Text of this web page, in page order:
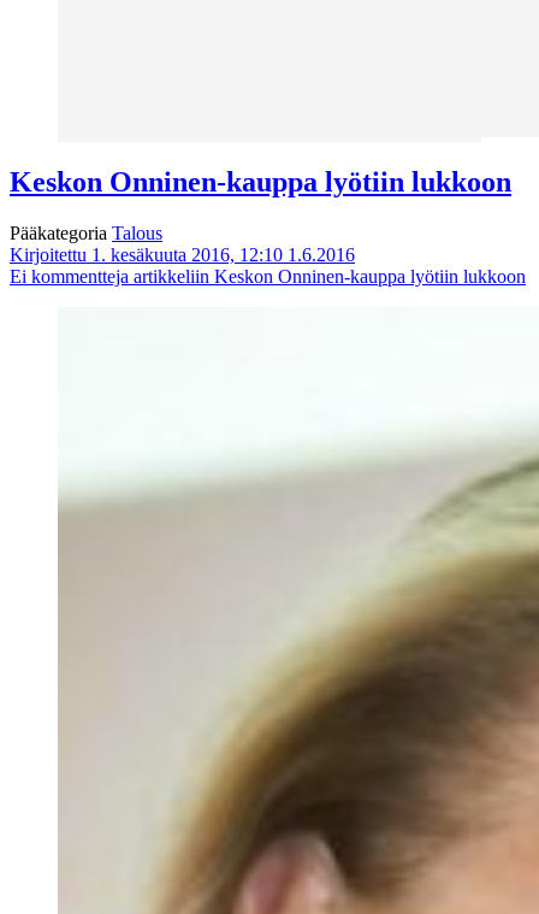
Keskon Onninen-kauppa lyötiin lukkoon
Pääkategoria Talous
Kirjoitettu 1. kesäkuuta 2016, 12:10 1.6.2016
Ei kommentteja artikkeliin Keskon Onninen-kauppa lyötiin lukkoon